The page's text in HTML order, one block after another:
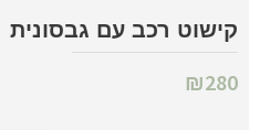
קישוט רכב עם גבסונית
₪280